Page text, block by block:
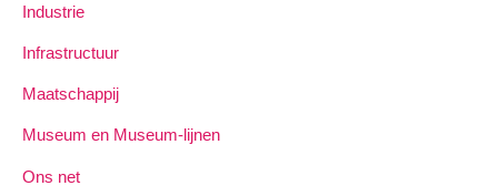
Industrie
Infrastructuur
Maatschappij
Museum en Museum-lijnen
Ons net